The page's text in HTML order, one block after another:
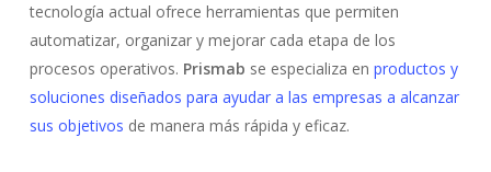
tecnología actual ofrece herramientas que permiten
automatizar, organizar y mejorar cada etapa de los
procesos operativos. Prismab se especializa en productos y
soluciones diseñados para ayudar a las empresas a alcanzar
sus objetivos de manera más rápida y eficaz.